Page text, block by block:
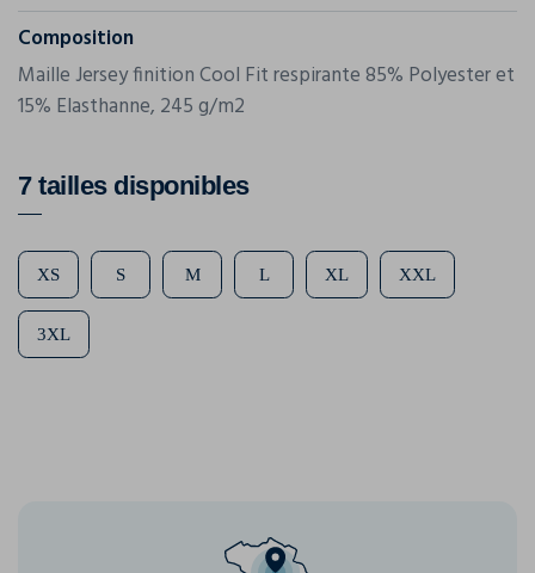
Composition
Maille Jersey finition Cool Fit respirante 85% Polyester et
15% Elasthanne, 245 g/m2
7 tailles disponibles
XS S M L XL XXL
3XL